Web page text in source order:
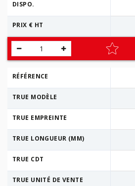
DISPO.
PRIX € HT
RÉFÉRENCE
TRUE MODÈLE
TRUE EMPREINTE
TRUE LONGUEUR (MM)
TRUE CDT
TRUE UNITÉ DE VENTE